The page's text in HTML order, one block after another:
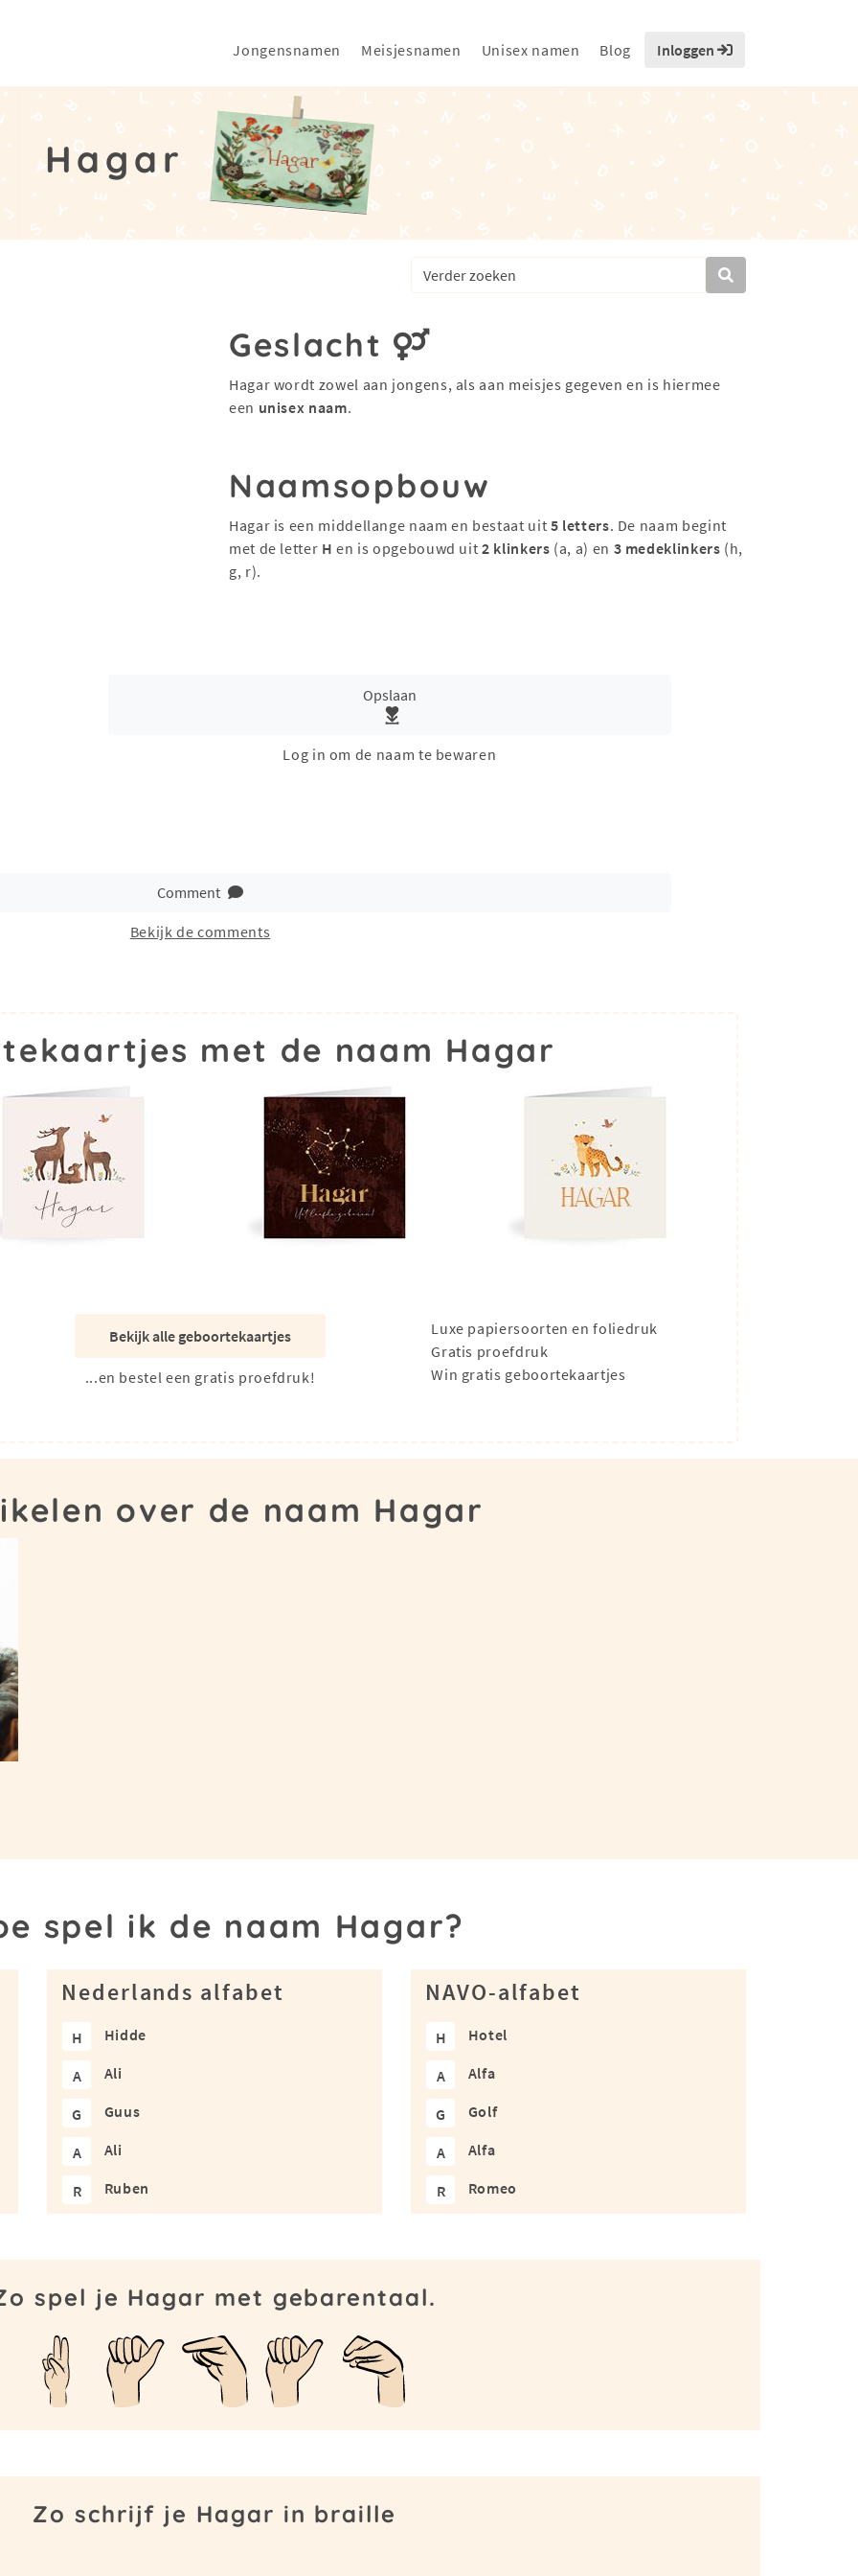
Jongensnamen Meisjesnamen Unisex namen Blog Inloggen
Hagar
Geslacht
Hagar wordt zowel aan jongens, als aan meisjes gegeven en is hiermee
een unisex naam.
Naamsopbouw
Hagar is een middellange naam en bestaat uit 5 letters. De naam begint
met de letter H en is opgebouwd uit2 klinkers (a, a) en 3 medeklinkers (h,
g, r).
Opslaan
Log in om de naam te bewaren
Comment
Bekijk de comments
met de naam Hagar
Bekijk alle geboortekaartjes
...en bestel een gratis proefdruk!
Luxe papiersoorten en foliedruk
Gratis proefdruk
Win gratis geboortekaartjes
over de naam Hagar
spel ik de naam Hagar?
Nederlands alfabet
H Hidde
A Ali
G Guus
A Ali
R Ruben
NAVO-alfabet
H Hotel
A Alfa
G Golf
A Alfa
R Romeo
spel je Hagar met gebarentaal.
Zo schrijf je Hagar in braille